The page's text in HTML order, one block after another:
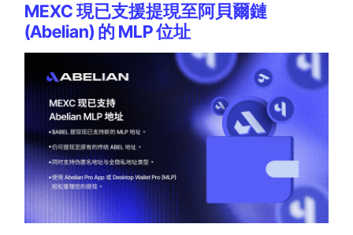
MEXC 現已支援提現至阿貝爾鏈
(Abelian) 的 MLP 位址